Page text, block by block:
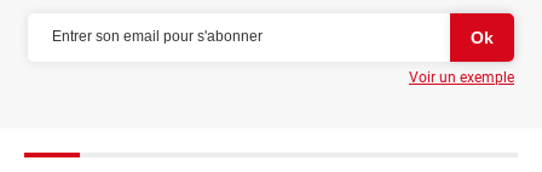
Voir un exemple